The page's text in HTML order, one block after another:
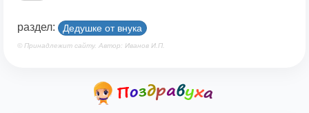
раздел: Дедушке от внука
© Принадлежит сайту. Автор: Иванов И.П.